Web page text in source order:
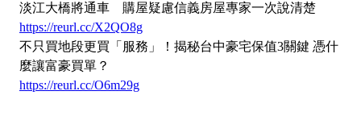
淡江大橋將通車 購屋疑慮信義房屋專家一次說清楚
https://reurl.cc/X2QO8g
不只買地段更買「服務」！揭秘台中豪宅保值3關鍵 憑什
麼讓富豪買單？
https://reurl.cc/O6m29g